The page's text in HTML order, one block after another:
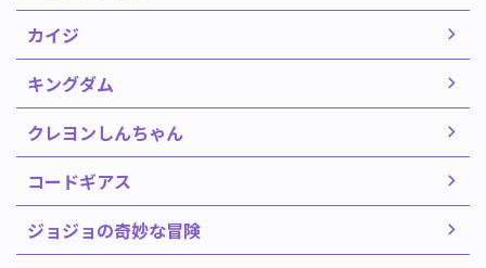
カイジ
キングダム
クレヨンしんちゃん
コードギアス
ジョジョの奇妙な冒険